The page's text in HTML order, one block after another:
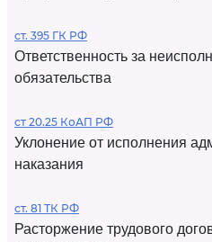
ст. 395 ГК РФ
Ответственность за
обязательства
ст 20.25 КоАП РФ
Уклонение от исполнения
наказания
ст. 81 ТК РФ
Расторжение трудового